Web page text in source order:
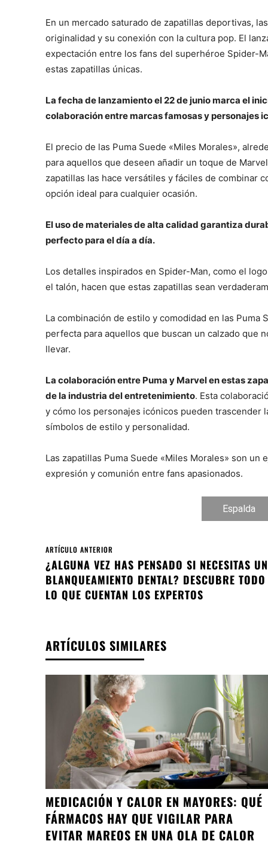
En un mercado saturado de zapatillas deportivas,
originalidad y su conexión con la cultura pop. El
expectación entre los fans del superhéroe Spider-
estas zapatillas únicas.
La fecha de lanzamiento el 22 de junio marca el
colaboración entre marcas famosas y personajes
El precio de las Puma Suede «Miles Morales»,
para aquellos que deseen añadir un toque de
zapatillas las hace versátiles y fáciles de combinar
opción ideal para cualquier ocasión.
El uso de materiales de alta calidad garantiza
perfecto para el día a día.
Los detalles inspirados en Spider-Man, como el
el talón, hacen que estas zapatillas sean
La combinación de estilo y comodidad en las
perfecta para aquellos que buscan un calzado que
llevar.
La colaboración entre Puma y Marvel en estas
de la industria del entretenimiento. Esta
y cómo los personajes icónicos pueden
símbolos de estilo y personalidad.
Las zapatillas Puma Suede «Miles Morales» son
expresión y comunión entre fans apasionados.
Espalda
ARTÍCULO ANTERIOR
¿ALGUNA VEZ HAS PENSADO SI NECESITAS UN
BLANQUEAMIENTO DENTAL? DESCUBRE TODO
LO QUE CUENTAN LOS EXPERTOS
ARTÍCULOS SIMILARES
MEDICACIÓN Y CALOR EN MAYORES: QUÉ
FÁRMACOS HAY QUE VIGILAR PARA
EVITAR MAREOS EN UNA OLA DE CALOR